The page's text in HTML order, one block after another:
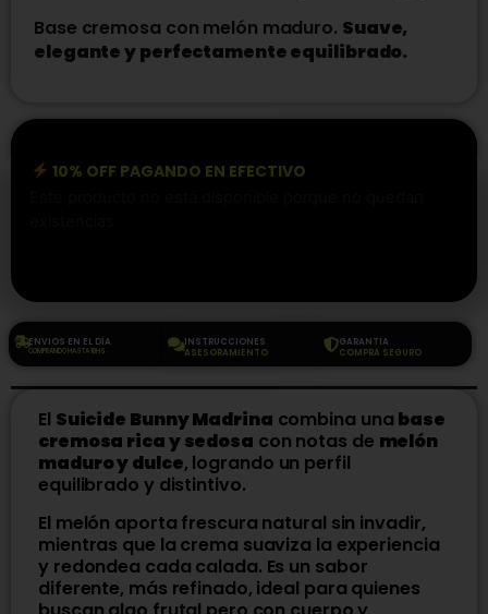
Base cremosa con melón maduro. Suave,
elegante y perfectamente equilibrado.
10% OFF PAGANDO EN EFECTIVO
ENVIOS EN EL DIA
COMPRANDO HASTA 18HS
INSTRUCCIONES
ASESORAMIENTO
GARANTIA
COMPRA SEGURO
El Suicide Bunny Madrina combina una base
cremosa rica y sedosa con notas de melón
maduro y dulce, logrando un perfil
equilibrado y distintivo.
El melón aporta frescura natural sin invadir,
mientras que la crema suaviza la experiencia
y redondea cada calada. Es un sabor
diferente, más refinado, ideal para quienes